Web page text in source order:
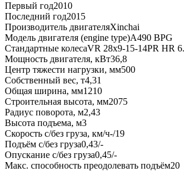
Первый год2010
Последний год2015
Производитель двигателяXinchai
Модель двигателя (engine type)A490 BPG
Стандартные колесаVR 28x9-15-14PR HR
Мощность двигателя, кВт36,8
Центр тяжести нагрузки, мм500
Собственный вес, т4,31
Общая ширина, мм1210
Строительная высота, мм2075
Радиус поворота, м2,43
Высота подъема, м3
Скорость с/без груза, км/ч-/19
Подъём с/без груза0,43/-
Опускание с/без груза0,45/-
Макс. способность преодолевать подъём20